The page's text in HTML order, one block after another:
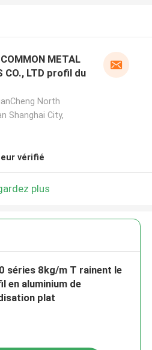
METAL
CO., LTD profil du
North
Shanghai City,
vérifié
plus
séries 8kg/m T rainent le
en aluminium de
plat